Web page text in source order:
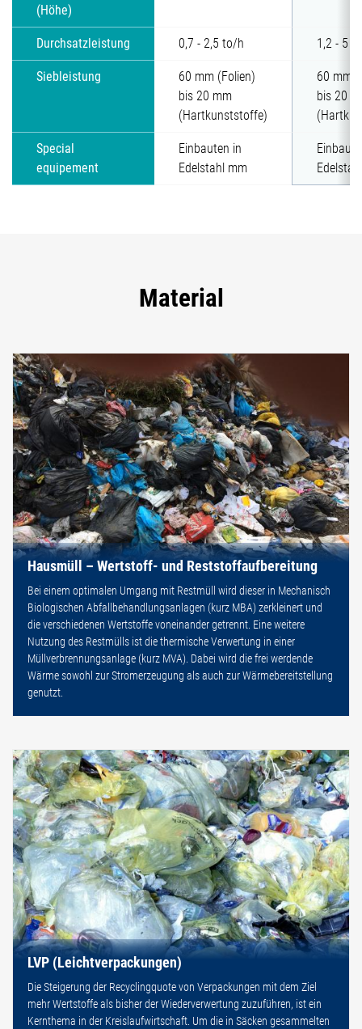
(Höhe)
Durchsatzleistung 0,7 - 2,5 to/h 1,2 - 5
Siebleistung
60 mm (Folien)
bis 20 mm
(Hartkunststoffe)
60 mm
bis 20
Special
equipement
Einbauten in
Edelstahl mm
Material
Hausmüll – Wertstoff- und Reststoffaufbereitung
Bei einem optimalen Umgang mit Restmüll wird dieser in Mechanisch
Biologischen Abfallbehandlungsanlagen (kurz MBA) zerkleinert und
die verschiedenen Wertstoffe voneinander getrennt. Eine weitere
Nutzung des Restmülls ist die thermische Verwertung in einer
Müllverbrennungsanlage (kurz MVA). Dabei wird die frei werdende
Wärme sowohl zur Stromerzeugung als auch zur Wärmebereitstellung
genutzt.
LVP (Leichtverpackungen)
Die Steigerung der Recyclingquote von Verpackungen mit dem Ziel
mehr Wertstoffe als bisher der Wiederverwertung zuzuführen, ist ein
Kernthema in der Kreislaufwirtschaft. Um die in Säcken gesammelten